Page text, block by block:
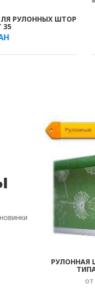
РУЛОННЫХ ШТОР
35
КОРЗИНУ
РУЛОННАЯ
от